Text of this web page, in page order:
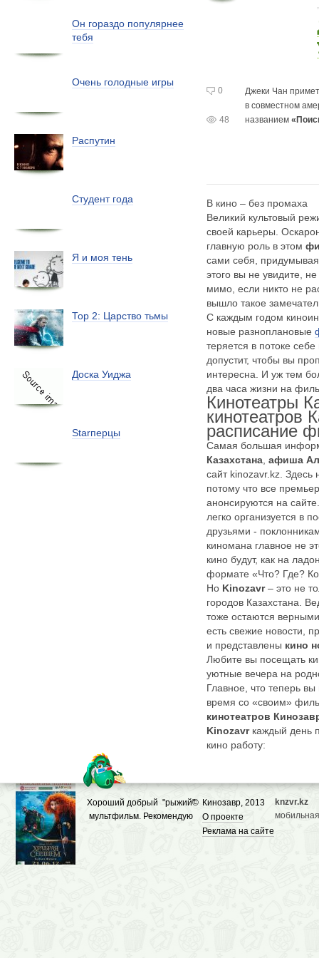
Он гораздо популярнее
тебя
Очень голодные игры
Распутин
Студент года
Я и моя тень
Тор 2: Царство тьмы
Доска Уиджа
Starперцы
0
48
Джеки Чан
в совместном
названием
В кино – без промаха
Великий культовый
своей карьеры.
главную роль в этом
сами себя,
этого вы не увидите,
мимо, если никто не
вышло такое
С каждым годом
новые разноплановые
теряется в потоке
допустит, чтобы вы
интересна. И уж тем
два часа жизни на
Кинотеатры
кинотеатров
расписание
Самая большая
Казахстана, афиша
сайт kinozavr.kz. Здесь
потому что все
анонсируются на
легко организуется в
друзьями -
киномана главное не
кино будут, как на
формате «Что? Где?
Но Kinozavr– это не
городов Казахстана.
тоже остаются
есть свежие новости,
и представлены кино
Любите вы посещать
уютные вечера на
Главное, что теперь
время со «своим»
кинотеатров
Kinozavrкаждый день
кино работу:
К каждой
рецензии и звездный
Дает полный перечень
фильмов в
© Кинозавр, 2013
О проекте
Реклама на сайте
Хороший добрый "рыжий"
мультфильм. Рекомендую
knzvr.kz